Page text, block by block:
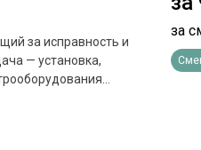
за исправность и
— установка,
Ремонт и
за